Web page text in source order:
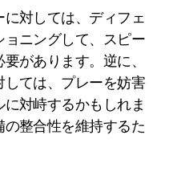
対しては、ディフェ
ニングして、スピー
があります。逆に、
ては、プレーを妨害
対峙するかもしれま
整合性を維持するた